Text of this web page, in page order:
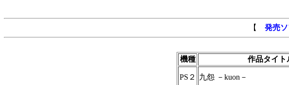
【 発売
機種
作品タイト
PS２ 九怨 －kuon－